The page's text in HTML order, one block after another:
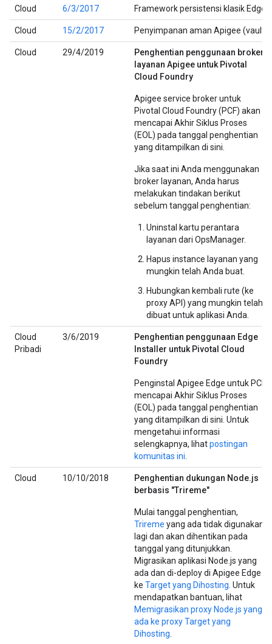
Cloud 6/3/2017 Framework persistensi klasik Edge.
Cloud 15/2/2017 Penyimpanan aman Apigee (vault)
Cloud 29/4/2019
Penghentian penggunaan broker
layanan Apigee untuk Pivotal
Cloud Foundry
Apigee service broker untuk
Pivotal Cloud Foundry (PCF) akan
mencapai Akhir Siklus Proses
(EOL) pada tanggal penghentian
yang ditampilkan di sini.
Jika saat ini Anda menggunakan
broker layanan, Anda harus
melakukan tindakan berikut
sebelum tanggal penghentian:
Uninstal kartu perantara
layanan dari OpsManager.
Hapus instance layanan yang
mungkin telah Anda buat.
Hubungkan kembali rute (ke
proxy API) yang mungkin telah
dibuat untuk aplikasi Anda.
Cloud
Pribadi
3/6/2019
Penghentian penggunaan Edge
Installer untuk Pivotal Cloud
Foundry
Penginstal Apigee Edge untuk PCF
mencapai Akhir Siklus Proses
(EOL) pada tanggal penghentian
yang ditampilkan di sini. Untuk
mengetahui informasi
selengkapnya, lihatpostingan
komunitas ini
Cloud 10/10/2018
Penghentian dukungan Node.js
berbasis "Trireme"
Mulai tanggal penghentian,
Trireme yang ada tidak digunakan
lagi dan akan dihentikan pada
tanggal yang ditunjukkan.
Migrasikan aplikasi Node.js yang
ada dan di-deploy di Apigee Edge
ke Target yang Dihosting . Untuk
mendapatkan bantuan, lihat
Memigrasikan proxy Node.js yang
ada ke proxy Target yang
Dihosting